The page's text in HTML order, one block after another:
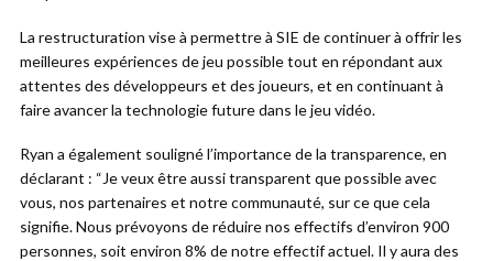
La restructuration vise à permettre à SIE de continuer à offrir les
meilleures expériences de jeu possible tout en répondant aux
attentes des développeurs et des joueurs, et en continuant à
faire avancer la technologie future dans le jeu vidéo.
Ryan a également souligné l’importance de la transparence, en
déclarant : “Je veux être aussi transparent que possible avec
vous, nos partenaires et notre communauté, sur ce que cela
signifie. Nous prévoyons de réduire nos effectifs d’environ 900
personnes, soit environ 8% de notre effectif actuel. Il y aura des